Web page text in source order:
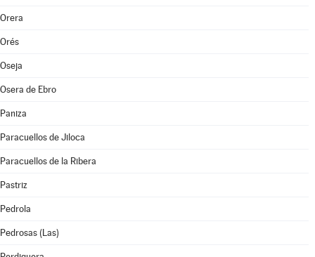
Orera
Orés
Oseja
Osera de Ebro
Paniza
Paracuellos de Jiloca
Paracuellos de la Ribera
Pastriz
Pedrola
Pedrosas (Las)